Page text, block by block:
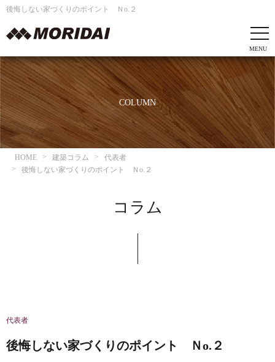
後悔しない家づくりのポイント Ｎo.２
COLUMN
HOME 建築コラム
代表者
後悔しない家づくりのポイント Ｎo.２
コラム
代表者
後悔しない家づくりのポイント Ｎo.２